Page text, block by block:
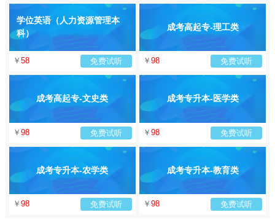
学位英语（人力资源管理本
科）
￥ 58 免费试听
成考高起专-理工类
￥ 98 免费试听
成考高起专-文史类
￥ 98 免费试听
成考专升本-医学类
￥ 98 免费试听
成考专升本-农学类
￥ 98 免费试听
成考专升本-教育类
￥ 98 免费试听